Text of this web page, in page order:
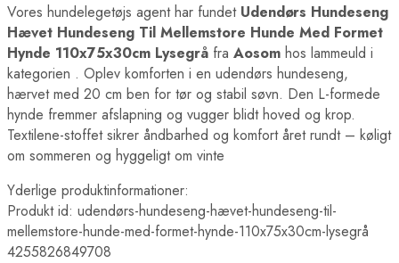
Vores hundelegetøjs agent har fundet Udendørs Hundeseng
Hævet Hundeseng Til Mellemstore Hunde Med Formet
Hynde 110x75x30cm Lysegrå fra Aosom hos lammeuld i
kategorien . Oplev komforten i en udendørs hundeseng,
hærvet med 20 cm ben for tør og stabil søvn. Den L-formede
hynde fremmer afslapning og vugger blidt hoved og krop.
Textilene-stoffet sikrer åndbarhed og komfort året rundt – køligt
om sommeren og hyggeligt om vinte
Yderlige produktinformationer:
Produkt id: udendørs-hundeseng-hævet-hundeseng-til-
mellemstore-hunde-med-formet-hynde-110x75x30cm-lysegrå
4255826849708